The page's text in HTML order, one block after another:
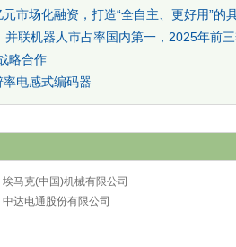
市场化融资，打造“全自主、更好用”的
并联机器人市占率国内第一，2025年前
略合作
电感式编码器
埃马克(中国)机械有限公司
太仓分公司
中达电通股份有限公司